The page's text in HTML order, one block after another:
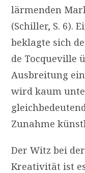
lärmenden
(Schiller, S. 6).
beklagte sich
de Tocqueville
Ausbreitung
wird kaum
Zunahme
Der Witz bei
Kreativität ist